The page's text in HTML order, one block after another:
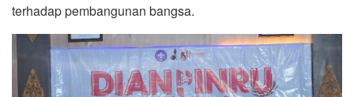
terhadap pembangunan bangsa.